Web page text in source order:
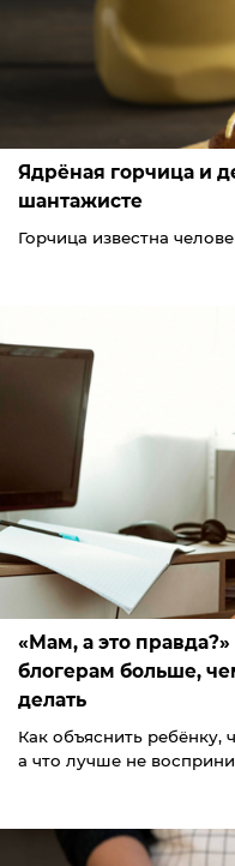
Ядрёная горчица и
шантажисте
Горчица известна
«Мам, а это
блогерам больше,
делать
Как объяснить ребёнку,
а что лучше не